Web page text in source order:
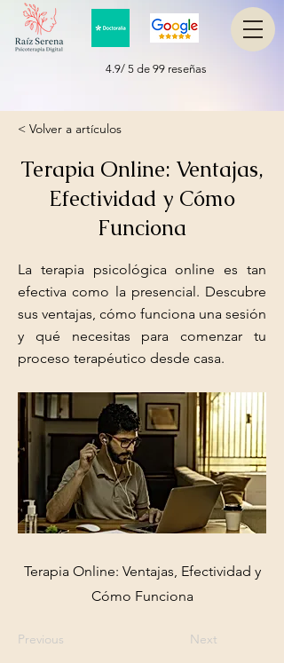
4.9/ 5 de 99 reseñas
< Volver a artículos
Terapia Online: Ventajas,
Efectividad y Cómo
Funciona
La terapia psicológica online es tan
efectiva como la presencial. Descubre
sus ventajas, cómo funciona una sesión
y qué necesitas para comenzar tu
proceso terapéutico desde casa.
Terapia Online: Ventajas, Efectividad y
Cómo Funciona
Previous Next